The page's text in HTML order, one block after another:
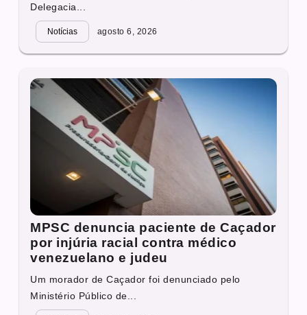
Delegacia...
Notícias agosto 6, 2026
MPSC denuncia paciente de Caçador
por injúria racial contra médico
venezuelano e judeu
Um morador de Caçador foi denunciado pelo
Ministério Público de...